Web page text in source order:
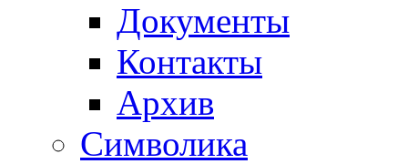
Документы
Контакты
Архив
Символика